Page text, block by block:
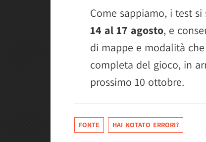
Come sappiamo, i test si
14 al 17 agosto, e
di mappe e modalità
completa del gioco, in
prossimo 10 ottobre.
FONTE HAI NOTATO ERRORI?